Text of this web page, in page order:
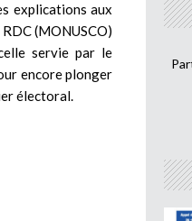
explications aux
(MONUSCO)
servie par le
encore plonger
électoral.